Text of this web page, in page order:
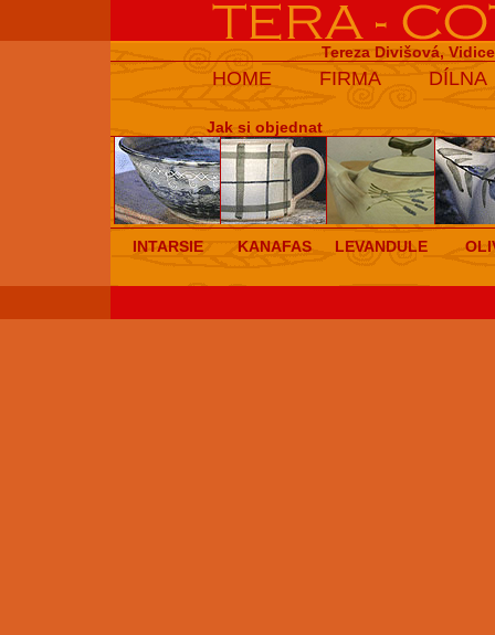
Tereza Divišová,
HOME FIRMA DÍLNA
Jak si objednat
INTARSIE KANAFAS LEVANDULE